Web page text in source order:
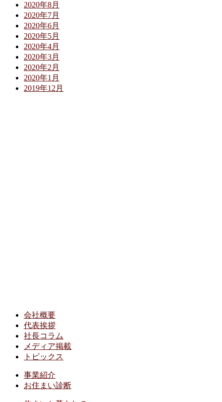
2020年8月
2020年7月
2020年6月
2020年5月
2020年4月
2020年3月
2020年2月
2020年1月
2019年12月
会社概要
代表挨拶
社長コラム
メディア掲載
トピックス
事業紹介
お住まい診断